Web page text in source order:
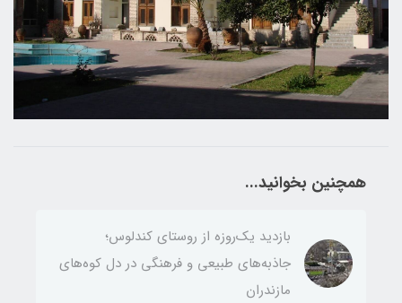
همچنین بخوانید...
بازدید یک‌روزه از روستای کندلوس؛
جاذبه‌های طبیعی و فرهنگی در دل کوه‌های
مازندران